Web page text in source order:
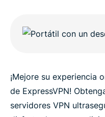
¡Mejore su experiencia
de ExpressVPN!
servidores VPN